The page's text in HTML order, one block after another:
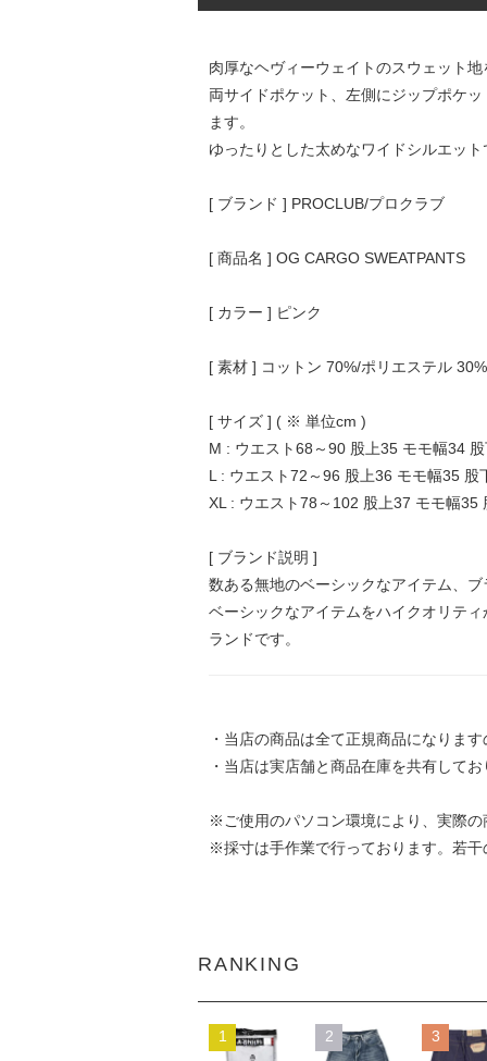
肉厚なヘヴィーウェイトのスウェット
両サイドポケット、左側にジップポケ
ます。
ゆったりとした太めなワイドシルエッ
[ ブランド ] PROCLUB/プロクラブ
[ 商品名 ] OG CARGO SWEATPANTS
[ カラー ] ピンク
[ 素材 ] コットン 70%/ポリエステル 30%
[ サイズ ] ( ※ 単位cm )
M : ウエスト68～90 股上35 モモ幅34
L : ウエスト72～96 股上36 モモ幅35 股
XL : ウエスト78～102 股上37 モモ幅35
[ ブランド説明 ]
数ある無地のベーシックなアイテム、
ベーシックなアイテムをハイクオリテ
ランドです。
・当店の商品は全て正規商品になりま
・当店は実店舗と商品在庫を共有して
※ご使用のパソコン環境により、実際
※採寸は手作業で行っております。若
RANKING
1 2 3